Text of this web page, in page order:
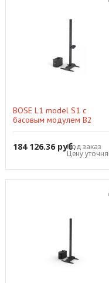
BOSE L1 model S1 с
басовым модулем B2
184 126.36 руб.Под заказ
Цену